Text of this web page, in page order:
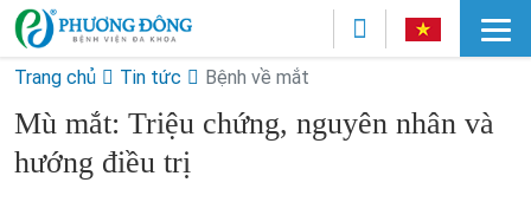
Trang chủ Tin tức Bệnh về mắt
Mù mắt: Triệu chứng, nguyên nhân và
hướng điều trị